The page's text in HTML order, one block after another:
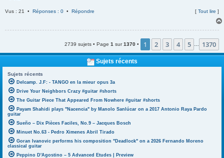
Vus : 21 • Réponses : 0 • Répondre [ Tout lire ]
2739 sujets • Page 1 sur1370 • 1 2 3 4 5 1370
Sujets récents
Sujets récents
Delcamp. J.F: - TANGO en la mieur opus 3a
Drive Your Neighbors Crazy #guitar #shorts
The Guitar Piece That Appeared From Nowhere #guitar #shorts
Payam Shahidi plays "Nacencia" by Manolo Sanlúcar on a 2017 Antonio Raya Pardo
guitar
Sueño – Dix Pièces Faciles, No.9 – Jacques Bosch
Minuet No.63 - Pedro Ximenes Abril Tirado
Goran Ivanovic performs his composition "Deadlock" on a 2026 Fernando Moreno
classical guitar
Peppino D'Agostino – 5 Advanced Etudes | Preview